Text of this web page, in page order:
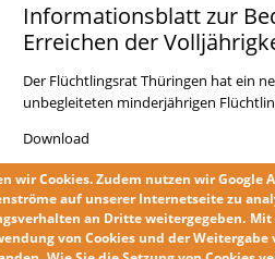
Informationsblatt zur
Erreichen der
Der Flüchtlingsrat Thüringen hat ein
unbegleiteten minderjährigen
Download
WEITER
Seiten
« ERSTE SEITE ‹ VORHERIGE SEITE …
wirCookies. Zudem nutzen wirGoogle
auf unserer Internetseite zu
an Dritte weitergegeben. Mit
von Cookies und der Weitergabe